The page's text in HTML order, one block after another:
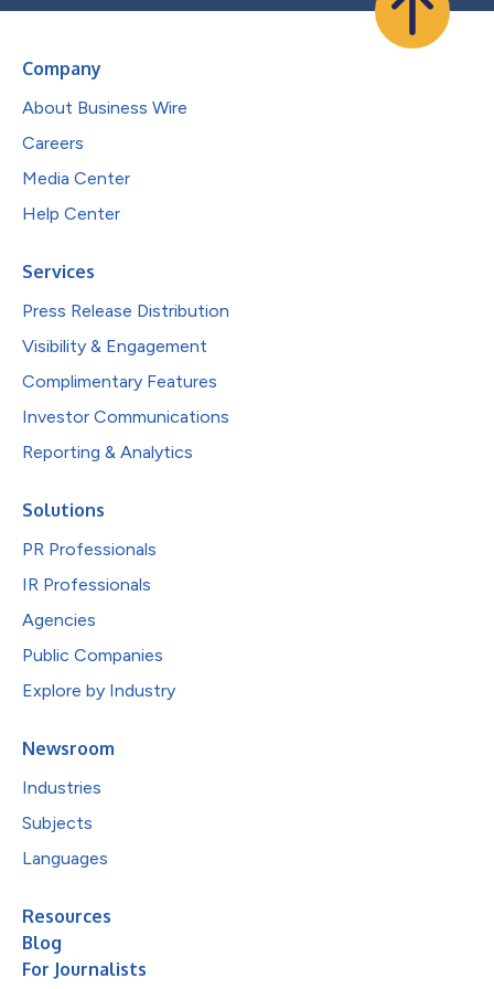
Company
About Business Wire
Careers
Media Center
Help Center
Services
Press Release Distribution
Visibility & Engagement
Complimentary Features
Investor Communications
Reporting & Analytics
Solutions
PR Professionals
IR Professionals
Agencies
Public Companies
Explore by Industry
Newsroom
Industries
Subjects
Languages
Resources
Blog
For Journalists